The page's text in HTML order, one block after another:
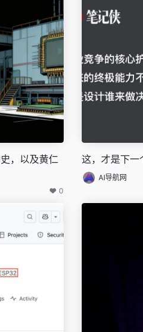
，以及黄仁
0
这，才是下一
AI导航网